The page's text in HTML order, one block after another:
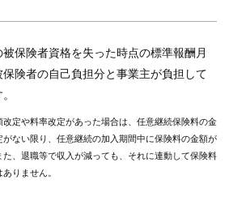
保険者資格を失った時点の標準報酬月
険者の自己負担分と事業主が負担して
定や料率改定があった場合は、任意継続保険料の金
ない限り、任意継続の加入期間中に保険料の金額が
、退職等で収入が減っても、それに連動して保険料
りません。